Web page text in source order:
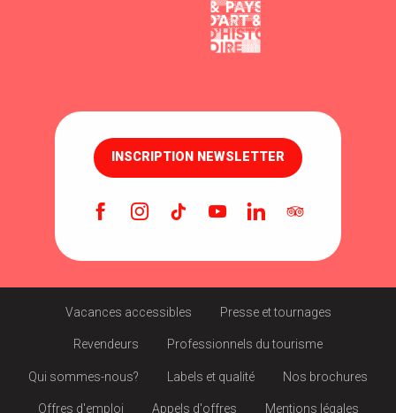
INSCRIPTION NEWSLETTER
Vacances accessibles Presse et tournages
Revendeurs Professionnels du tourisme
Qui sommes-nous? Labels et qualité Nos brochures
Offres d'emploi Appels d'offres Mentions légales